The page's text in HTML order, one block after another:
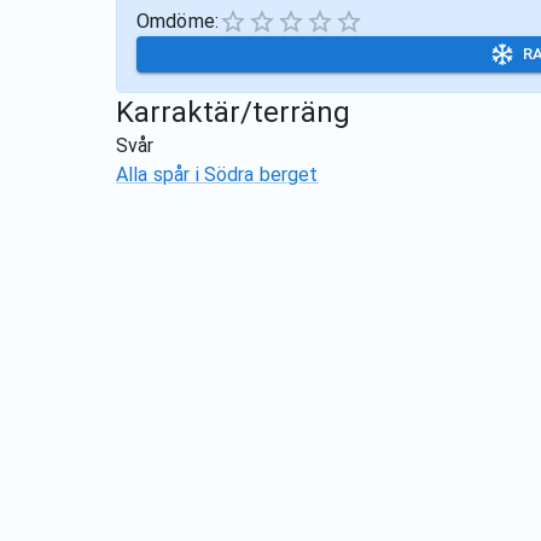
Omdöme:
Karraktär/terräng
Svår
Alla spår i Södra berget